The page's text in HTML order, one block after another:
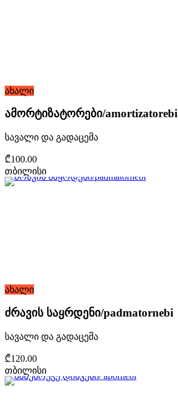
ახალი
ამორტიზატორები/amortizatorebi
სავალი და გადაცემა
₾100.00
თბილისი
ახალი
ძრავის საყრდენი/padmatornebi
სავალი და გადაცემა
₾120.00
თბილისი